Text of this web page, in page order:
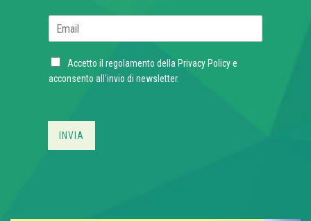
l
C
h
Accetto il regolamento della Privacy Policye
acconsento all'invio di newsletter.
INVIA